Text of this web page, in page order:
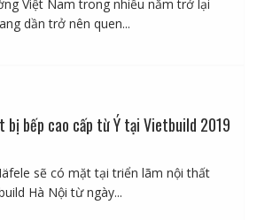
Việt Nam trong nhiều năm trở lại
dần trở nên quen...
bị bếp cao cấp từ Ý tại Vietbuild 2019
sẽ có mặt tại triển lãm nội thất
Hà Nội từ ngày...